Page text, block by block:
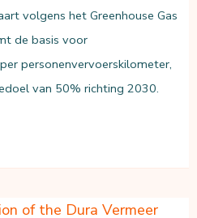
volgens het Greenhouse Gas
de basis voor
personenvervoerskilometer,
van 50% richting 2030.